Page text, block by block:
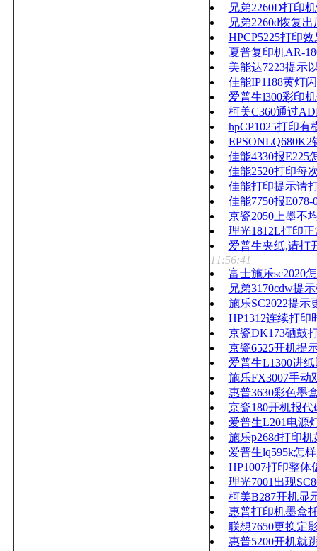
兄弟2260D打印
兄弟2260d恢复
HPCP5225打印
夏普复印机AR-
美能达7223提示
佳能IP1188黄灯
爱普生l300彩印
柯美C360通过
hpCP1025打印
EPSONLQ680K2
佳能4330报E225
佳能2520打印每
佳能打印提示请
佳能7750报E078-
京瓷2050上墨不
理光1812L打印
爱普生夹纸,请打
11:56:41
富士施乐sc2020
兄弟3170cdw提
施乐SC2022提示
HP1312连续打印
京瓷DK173硒鼓
京瓷6525开机提
爱普生L1300进
施乐FX3007手动
惠普3630彩色墨
京瓷180开机报代
爱普生L201电源
施乐p268d打印
爱普生lq595k怎
HP1007打印整体
理光7001出现
柯美B287开机显
惠普打印机墨盒
联想7650更换定
惠普5200开机就